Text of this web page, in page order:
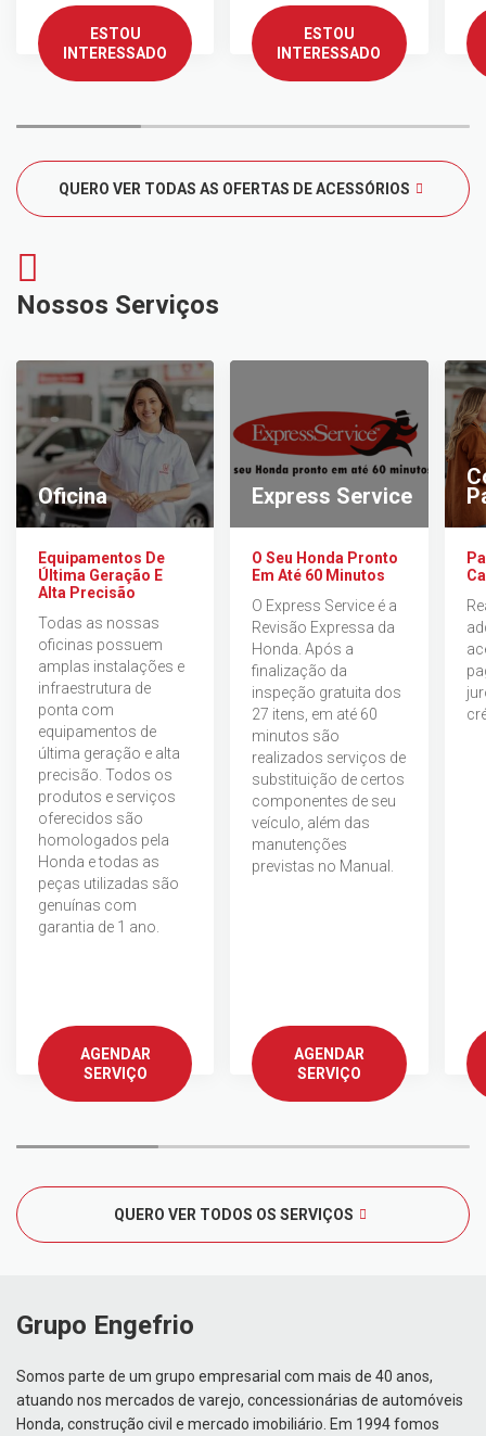
ESTOU
INTERESSADO
ESTOU
INTERESSADO
QUERO VER TODAS AS OFERTAS DE ACESSÓRIOS
Nossos Serviços
Oficina
Equipamentos De
Última Geração E
Alta Precisão
Todas as nossas
oficinas possuem
amplas instalações e
infraestrutura de
ponta com
equipamentos de
última geração e alta
precisão. Todos os
produtos e serviços
oferecidos são
homologados pela
Honda e todas as
peças utilizadas são
genuínas com
garantia de 1 ano.
AGENDAR
SERVIÇO
Express Service
O Seu Honda Pronto
Em Até 60 Minutos
O Express Service é a
Revisão Expressa da
Honda. Após a
finalização da
inspeção gratuita dos
27 itens, em até 60
minutos são
realizados serviços de
substituição de certos
componentes de seu
veículo, além das
manutenções
previstas no Manual.
AGENDAR
SERVIÇO
QUERO VER TODOS OS SERVIÇOS
Grupo Engefrio
Somos parte de um grupo empresarial com mais de 40 anos,
atuando nos mercados de varejo, concessionárias de automóveis
Honda, construção civil e mercado imobiliário. Em 1994 fomos